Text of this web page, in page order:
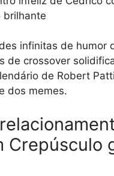
brilhante
infinitas de humor
de crossover
de Robert
dos memes.
Crepúsculo